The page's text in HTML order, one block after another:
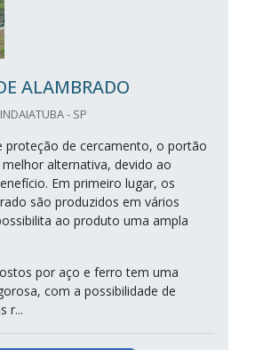
ALAMBRADO
- SP
proteção de cercamento, o portão
alternativa, devido ao
Em primeiro lugar, os
são produzidos em vários
ao produto uma ampla
por aço e ferro tem uma
com a possibilidade de
r...